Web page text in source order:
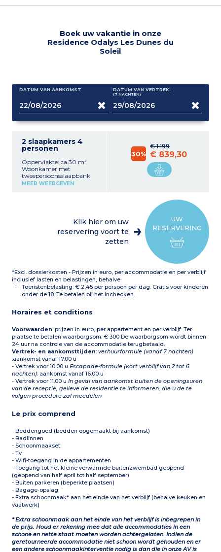
Boek uw vakantie in onze
Residence Odalys Les Dunes du
Soleil
DATUM VAN AANKOMST: DATUM VAN VERTREK:
(7 NACHTEN)
2 slaapkamers 4
personen
Oppervlakte: ca.30 m²
Woonkamer met
tweepersoonsslaapbank
Uitgeruste kitchenette
kamer met raam) met 2
stapelbedden Badkamer
met wc en haardroger
MEER WEERGEVEN
€ 1.199
30% € 839,30
UW
RESERVERING
Klik hier om uw
reservering voort te
zetten
*Excl. dossierkosten - Prijzen in euro, per accommodatie en per verblijf
inclusief lasten en belastingen, behalve
Toeristenbelasting: € 2,45 per persoon per dag. Gratis voor kinderen
onder de 18. Te betalen bij het inchecken.
Horaires et conditions
Voorwaarden: prijzen in euro, per appartement en per verblijf. Ter
plaatse te betalen waarborgsom: € 300 De waarborgsom wordt binnen
24 uur na controle van de accommodatie terugbetaald.
Vertrek- en aankomsttijden:verhuurformule (vanaf 7 nachten)
:aankomst vanaf 17.00 u
- Vertrek voor 10.00 uEscapade-formule (kort verblijf van 2 tot 6
nachten): aankomst vanaf 16.00 u
- Vertrek voor 11.00 uIn geval van aankomst buiten de openingsuren
van de receptie, gelieve de residentie te informeren, die u de te
volgen procedure zal meedelen
Le prix comprend
- Beddengoed (bedden opgemaakt bij aankomst)
- Badlinnen
- Schoonmaakset
- Tv
- Wifi-toegang in de appartementen
- Toegang tot het kleine verwarmde buitenzwembad geopend
(geopend van half april tot half september)
- Buiten parkeren (beperkte plaatsen)
- Bagage-opslag
- Extra schoonmaak* aan het einde van het verblijf (behalve keuken en
vaatwerk)
* Extra schoonmaak aan het einde van het verblijf is inbegrepen in
de prijs. Houd er rekening mee dat alle accommodaties in een
schone en nette staat moeten worden achtergelaten. Indien de
geretourneerde accommodatie niet schoon wordt gehouden en er
een andere schoonmaakinterventie nodig is dan die in onze AV is